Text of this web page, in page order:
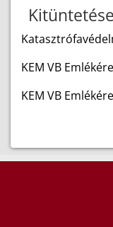
KEM VB
KEM VB